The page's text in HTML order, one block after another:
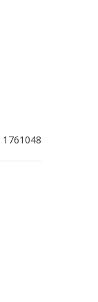
1761048